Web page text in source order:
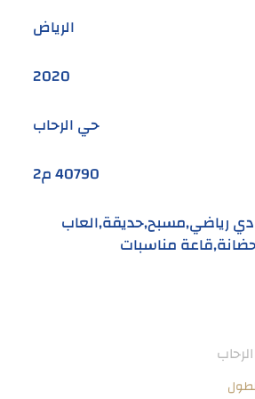
الرياض
2020
حي الرحاب
40790 م2
رياضي,مسبح,حديقة,العاب
مناسبات